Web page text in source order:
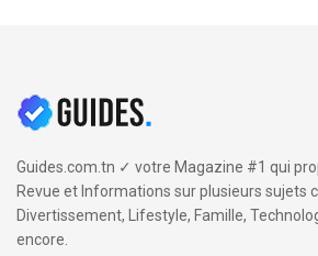
Guides.com.tn ✓ votre Magazine #1 qui
Revue et Informations sur plusieurs sujets
Divertissement, Lifestyle, Famille,
encore.